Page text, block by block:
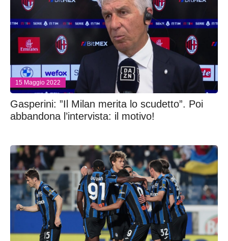
15 Maggio 2022
Gasperini: ”Il Milan merita lo scudetto”. Poi
abbandona l’intervista: il motivo!